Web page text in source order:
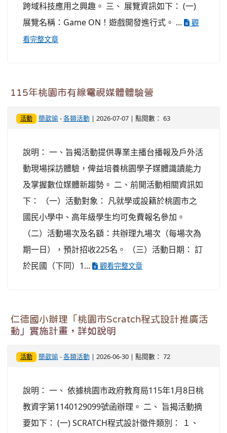
跨域科技應用之興趣。 三、 展覽資訊如下： (一)
展覽名稱：Game ON！遊戲開發進行式。 ...
觀
看完整文章
115年桃園市有線電視媒體體驗營
活動 簡歆瑜-各類活動 | 2026-07-07 | 點閱數： 63
說明： 一、旨揭活動提供專業主播台播報及戶外活
動現場採訪體驗，俾益培養桃園學子媒體識讀能力
及掌握數位媒體新趨勢。 二、前開活動相關資訊如
下： （一）活動對象： 凡就學或設籍於桃園市之
國民小學中、高年級學生均可免費報名參加。
（二）活動場次及名額：共辦理九場次（每場次為
期一日），預計招收225名。 （三）活動日期： 訂
於民國（下同）1...
觀看完整文章
仁德國小辦理「桃園市Scratch程式設計推廣活
動」實施計畫，詳如說明
活動 簡歆瑜-各類活動 | 2026-06-30 | 點閱數： 72
說明： 一、 依據桃園市政府教育局115年1月8日桃
教資字第1140129099號函辦理。 二、 旨揭活動摘
要如下： (一) SCRATCH程式設計徵件類別： １、